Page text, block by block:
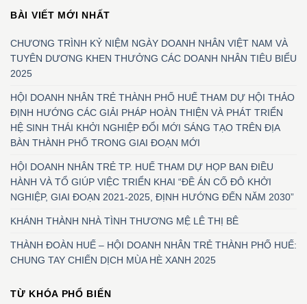
BÀI VIẾT MỚI NHẤT
CHƯƠNG TRÌNH KỶ NIỆM NGÀY DOANH NHÂN VIỆT NAM VÀ
TUYÊN DƯƠNG KHEN THƯỞNG CÁC DOANH NHÂN TIÊU BIỂU
2025
HỘI DOANH NHÂN TRẺ THÀNH PHỐ HUẾ THAM DỰ HỘI THẢO
ĐỊNH HƯỚNG CÁC GIẢI PHÁP HOÀN THIỆN VÀ PHÁT TRIỂN
HỆ SINH THÁI KHỞI NGHIỆP ĐỔI MỚI SÁNG TẠO TRÊN ĐỊA
BÀN THÀNH PHỐ TRONG GIAI ĐOẠN MỚI
HỘI DOANH NHÂN TRẺ TP. HUẾ THAM DỰ HỌP BAN ĐIỀU
HÀNH VÀ TỔ GIÚP VIỆC TRIỂN KHAI “ĐỀ ÁN CỐ ĐÔ KHỞI
NGHIỆP, GIAI ĐOẠN 2021-2025, ĐỊNH HƯỚNG ĐẾN NĂM 2030”
KHÁNH THÀNH NHÀ TÌNH THƯƠNG MỆ LÊ THỊ BÊ
THÀNH ĐOÀN HUẾ – HỘI DOANH NHÂN TRẺ THÀNH PHỐ HUẾ:
CHUNG TAY CHIẾN DỊCH MÙA HÈ XANH 2025
TỪ KHÓA PHỔ BIẾN